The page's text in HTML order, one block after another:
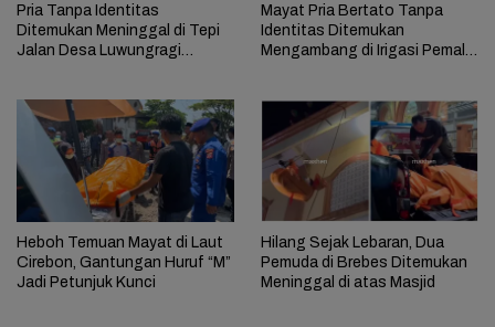
Pria Tanpa Identitas
Ditemukan Meninggal di Tepi
Jalan Desa Luwungragi
Mayat Pria Bertato Tanpa
Identitas Ditemukan
Mengambang di Irigasi Pemali
Heboh Temuan Mayat di Laut
Cirebon, Gantungan Huruf “M”
Jadi Petunjuk Kunci
Hilang Sejak Lebaran, Dua
Pemuda di Brebes Ditemukan
Meninggal di atas Masjid